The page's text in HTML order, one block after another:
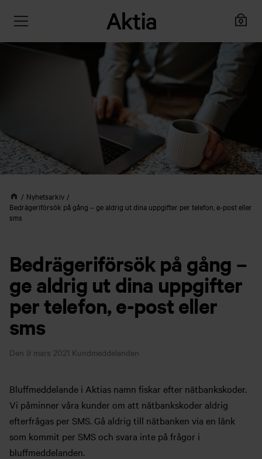
Nyhetsarkiv
Bedrägeriförsök på gång – ge aldrig ut dina uppgifter per telefon, e-post eller
sms
Bedrägeriförsök på gång –
ge aldrig ut dina uppgifter
per telefon, e-post eller
sms
Den 9 mars 2021 Kundmeddelanden
Bluffmeddelande i Aktias namn fiskar efter nätbankskoder.
Vi påminner våra kunder om att nätbankskoder aldrig
efterfrågas per SMS. Gå aldrig till nätbanken via en länk
som kommit per SMS och svara inte på frågor i
bluffmeddelanden.